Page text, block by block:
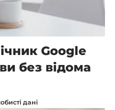
Google
без відома
дані